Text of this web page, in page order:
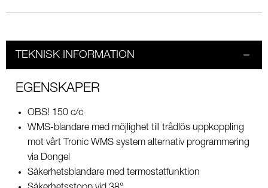
TEKNISK INFORMATION
EGENSKAPER
OBS! 150 c/c
WMS-blandare med möjlighet till trådlös uppkoppling
mot vårt Tronic WMS system alternativ programmering
via Dongel
Säkerhetsblandare med termostatfunktion